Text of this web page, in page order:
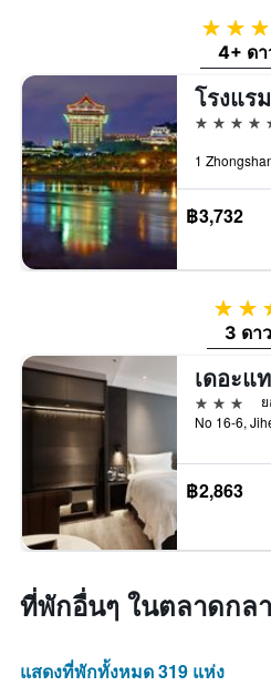
4
4+ ดา
5 ดาว
฿3,732
3 ด
3 ดาว
3 ดาว
฿2,863
ที่พักอื่นๆ ในตลาดกล
แสดงที่พักทั้งหมด 319 แห่ง